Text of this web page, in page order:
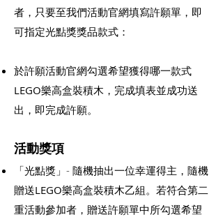
者，只要至我們活動官網填寫許願單，即
可指定光點獎獎品款式 ：
於許願活動官網勾選希望獲得哪一款式
LEGO樂高盒裝積木，完成填表並成功送
出，即完成許願。​
活動獎項
「光點獎」 - 隨機抽出一位幸運得主，隨機
贈送LEGO樂高盒裝積木乙組。若符合第二
重活動參加者，贈送許願單中所勾選希望